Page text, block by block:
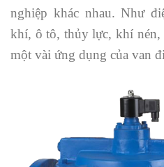
nghiệp khác nhau. Như
khí, ô tô, thủy lực, khí nén,
một vài ứng dụng của van